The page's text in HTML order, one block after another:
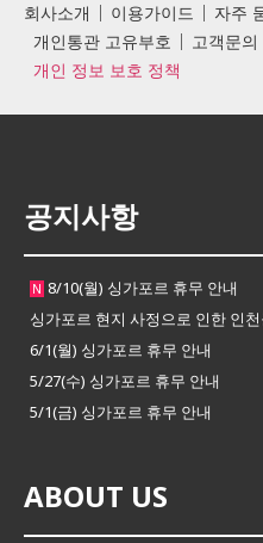
회사소개 이용가이드
자주
개인통관 고유부호
고객문의
개인 정보 보호 정책
공지사항
N 8/10(월) 싱가포르 휴무 안내
싱가포르 현지 사정으로 인한 인
6/1(월) 싱가포르 휴무 안내
5/27(수) 싱가포르 휴무 안내
5/1(금) 싱가포르 휴무 안내
ABOUT US